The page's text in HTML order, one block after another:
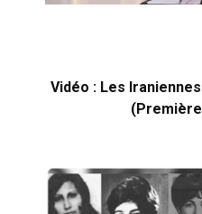
Vidéo : Les